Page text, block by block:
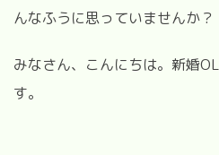
んなふうに思っていませんか？
みなさん、こんにちは。新婚
す。